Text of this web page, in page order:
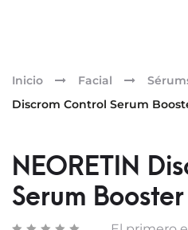
Inicio Facial
Discrom Control Serum
NEORETIN
Serum